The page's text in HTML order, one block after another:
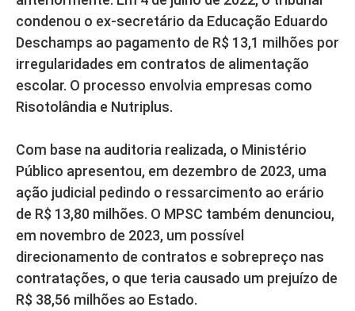
condenou o ex-secretário da Educação Eduardo
Deschamps ao pagamento de R$ 13,1 milhões por
irregularidades em contratos de alimentação
escolar. O processo envolvia empresas como
Risotolândia e Nutriplus.
Com base na auditoria realizada, o Ministério
Público apresentou, em dezembro de 2023, uma
ação judicial pedindo o ressarcimento ao erário
de R$ 13,80 milhões. O MPSC também denunciou,
em novembro de 2023, um possível
direcionamento de contratos e sobrepreço nas
contratações, o que teria causado um prejuízo de
R$ 38,56 milhões ao Estado.